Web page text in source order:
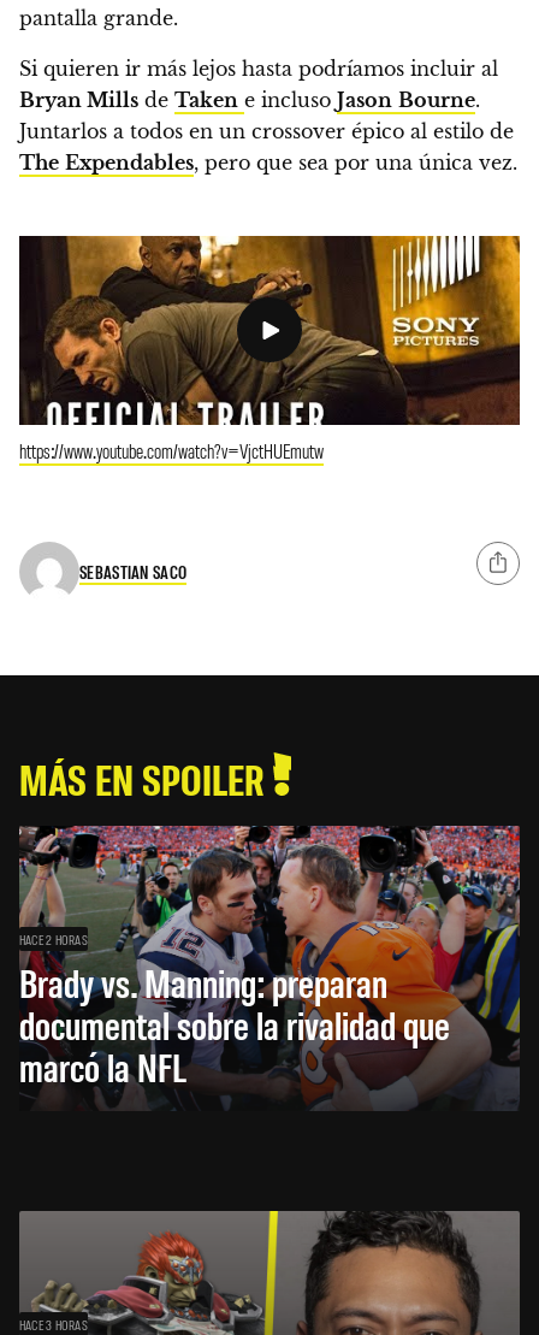
pantalla grande.
Si quieren ir más lejos hasta podríamos incluir al
Bryan Mills de Taken e incluso Jason Bourne.
Juntarlos a todos en un crossover épico al estilo de
The Expendables, pero que sea por una única vez.
https://www.youtube.com/watch?v=VjctHUEmutw
SEBASTIAN SACO
MÁS EN SPOILER
HACE 2 HORAS
Brady vs. Manning: preparan
documental sobre la rivalidad que
marcó la NFL
HACE 3 HORAS